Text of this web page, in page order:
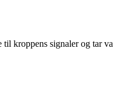
kroppens signaler og tar